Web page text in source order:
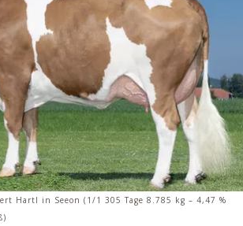
Hartl in Seeon (1/1 305 Tage 8.785 kg – 4,47 %